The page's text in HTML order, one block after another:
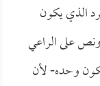
الذي يكون
ونص على الراعي
وحده- لأن